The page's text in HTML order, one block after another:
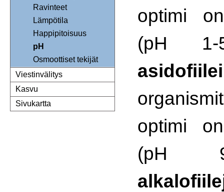
Ravinteet
Lämpötila
Happipitoisuus
pH
Osmoottiset tekijät
Viestinvälitys
Kasvu
Sivukartta
optimi
(pH 1-
optimi
(pH